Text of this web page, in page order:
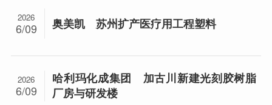
奥美凯 苏州扩产医疗用工程塑料
2026
6/09
哈利玛化成集团 加古川新建光刻胶树脂
厂房与研发楼
2026
6/09